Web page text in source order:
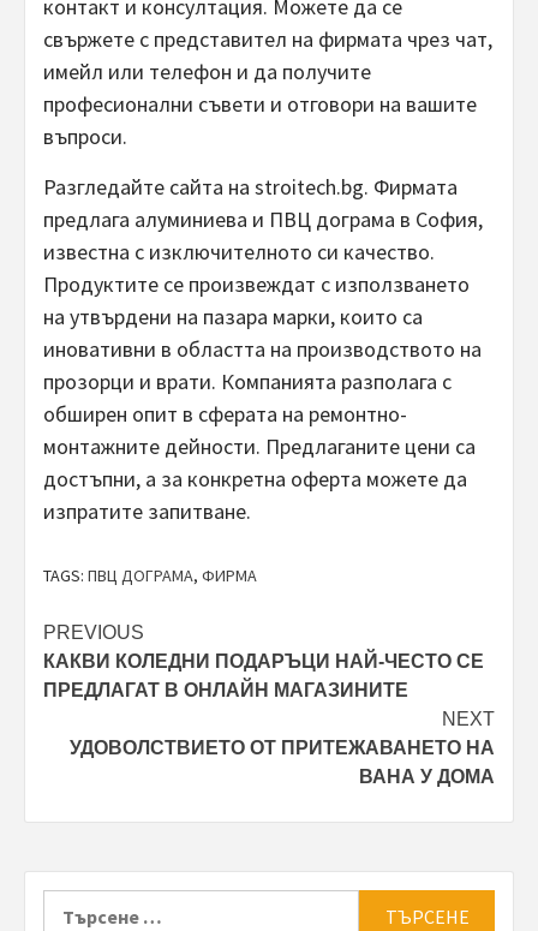
контакт и консултация. Можете да се
свържете с представител на фирмата чрез чат,
имейл или телефон и да получите
професионални съвети и отговори на вашите
въпроси.
Разгледайте сайта на stroitech.bg. Фирмата
предлага алуминиева и ПВЦ дограма в София,
известна с изключителното си качество.
Продуктите се произвеждат с използването
на утвърдени на пазара марки, които са
иновативни в областта на производството на
прозорци и врати. Компанията разполага с
обширен опит в сферата на ремонтно-
монтажните дейности. Предлаганите цени са
достъпни, а за конкретна оферта можете да
изпратите запитване.
TAGS: ПВЦ ДОГРАМА, ФИРМА
Post
navigation
PREVIOUS
КАКВИ КОЛЕДНИ ПОДАРЪЦИ НАЙ-ЧЕСТО СЕ
ПРЕДЛАГАТ В ОНЛАЙН МАГАЗИНИТЕ
NEXT
УДОВОЛСТВИЕТО ОТ ПРИТЕЖАВАНЕТО НА
ВАНА У ДОМА